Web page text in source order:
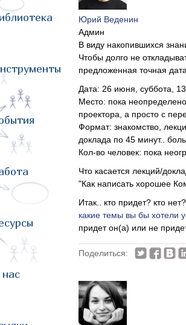
Юрий Веденин
Админ
В виду накопившихся
Чтобы долго не
предложенная точная
Дата: 26 июня, суббота,
Место: пока
проектора, а просто с
Формат: знакомство,
доклада по 45 минут..
Кол-во человек: пока
Что касается лекций/
"Как написать хорошее
Итак.. кто придет? кто
какие темы вы бы хотели
придет он(а) или не
Поделиться: